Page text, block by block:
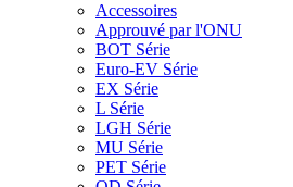
Accessoires
Approuvé par l'ONU
BOT Série
Euro-EV Série
EX Série
L Série
LGH Série
MU Série
PET Série